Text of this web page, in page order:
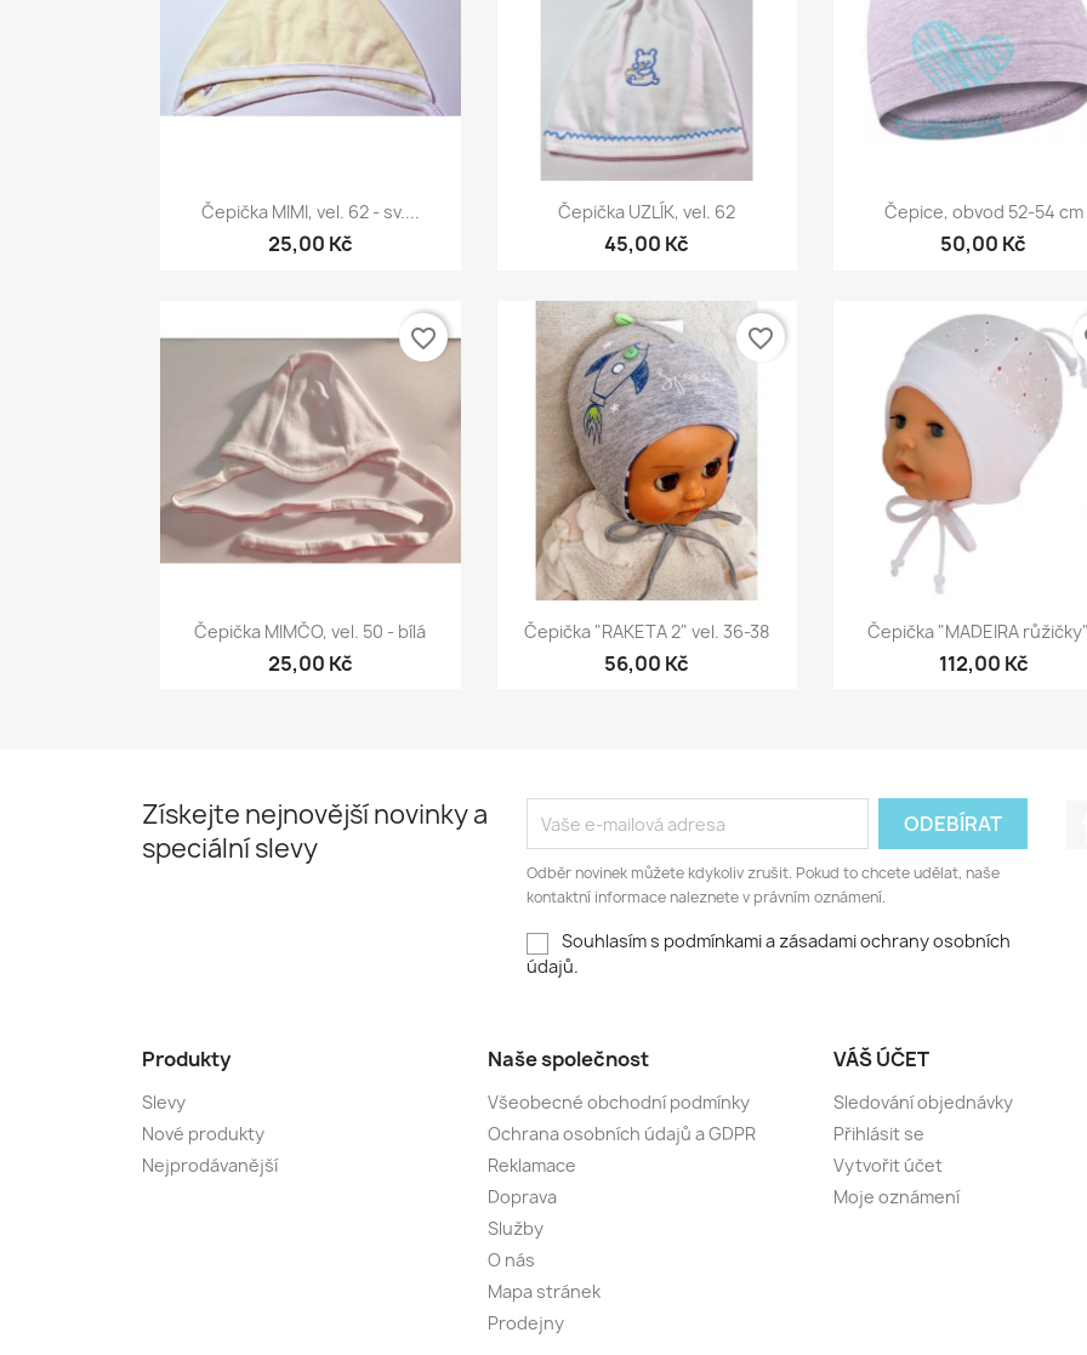
Rychlý náhled
Čepička MIMI, vel. 62 - sv....
25,00 Kč
Rychlý náhled
Čepička UZLÍK, vel. 62
45,00 Kč
Rychlý náhled
Čepice, obvod 52-54 cm
50,00 Kč
Rychlý náhled
Čepička MIMČO, vel. 50 - bílá
25,00 Kč
favorite_border
Rychlý náhled
Čepička "RAKETA 2" vel. 36-38
56,00 Kč
favorite_border
Rychlý náhled
Čepička "MADEIRA
112,00 Kč
Získejte nejnovější novinky a
speciální slevy
Odběr novinek můžete kdykoliv zrušit. Pokud to chcete udělat, naše
kontaktní informace naleznete v právním oznámení.
Souhlasím s podmínkami a zásadami ochrany osobních
údajů.
Produkty
Slevy
Nové produkty
Nejprodávanější
Naše společnost
Všeobecné obchodní podmínky
Ochrana osobních údajů a GDPR
Reklamace
Doprava
Služby
O nás
Mapa stránek
Prodejny
VÁŠ ÚČET
Sledování objednávky
Přihlásit se
Vytvořit účet
Moje oznámení